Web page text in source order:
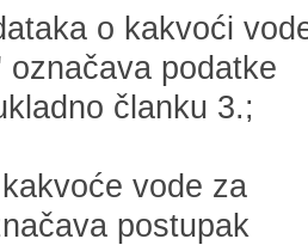
o kakvoći
označava podatke
članku 3.;
vode za
postupak